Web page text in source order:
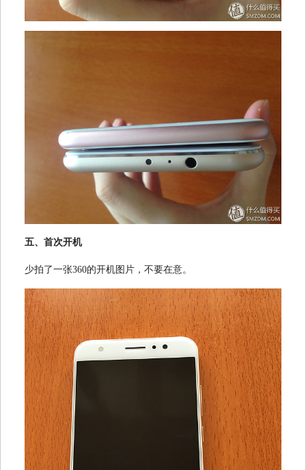
五、首次开机
少拍了一张360的开机图片，不要在意。